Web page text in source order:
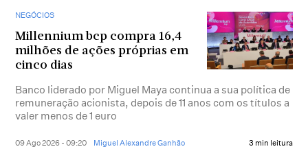
NEGÓCIOS
Millennium bcp compra 16,4
milhões de ações próprias em
cinco dias
Banco liderado por Miguel Maya continua a sua política de
remuneração acionista, depois de 11 anos com os títulos a
valer menos de 1 euro
09 Ago 2026 - 09:20 Miguel Alexandre Ganhão 3 min leitura